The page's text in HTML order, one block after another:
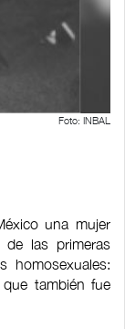
Foto: INBAL
una mujer
las primeras
homosexuales:
que también fue